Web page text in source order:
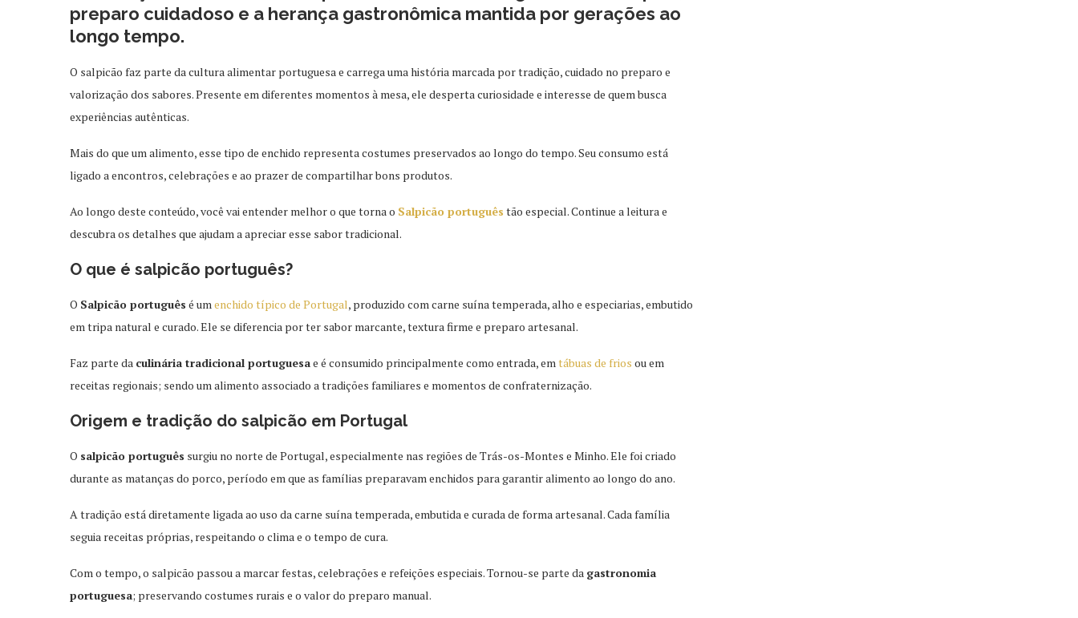
preparo cuidadoso e a herança gastronômica mantida por gerações ao
longo tempo.
O salpicão faz parte da cultura alimentar portuguesa e carrega uma história marcada por tradição, cuidado no preparo e
valorização dos sabores. Presente em diferentes momentos à mesa, ele desperta curiosidade e interesse de quem busca
experiências autênticas.
Mais do que um alimento, esse tipo de enchido representa costumes preservados ao longo do tempo. Seu consumo está
ligado a encontros, celebrações e ao prazer de compartilhar bons produtos.
Ao longo deste conteúdo, você vai entender melhor o que torna o Salpicão português tão especial. Continue a leitura e
descubra os detalhes que ajudam a apreciar esse sabor tradicional.
O que é salpicão português?
O Salpicão português é umenchido típico de Portugal, produzido com carne suína temperada, alho e especiarias, embutido
em tripa natural e curado. Ele se diferencia por ter sabor marcante, textura firme e preparo artesanal.
Faz parte da culinária tradicional portuguesae é consumido principalmente como entrada, emtábuas de frios ou em
receitas regionais; sendo um alimento associado a tradições familiares e momentos de confraternização.
Origem e tradição do salpicão em Portugal
O salpicão português surgiu no norte de Portugal, especialmente nas regiões de Trás-os-Montes e Minho. Ele foi criado
durante as matanças do porco, período em que as famílias preparavam enchidos para garantir alimento ao longo do ano.
A tradição está diretamente ligada ao uso da carne suína temperada, embutida e curada de forma artesanal. Cada família
seguia receitas próprias, respeitando o clima e o tempo de cura.
Com o tempo, o salpicão passou a marcar festas, celebrações e refeições especiais. Tornou-se parte da gastronomia
portuguesa; preservando costumes rurais e o valor do preparo manual.